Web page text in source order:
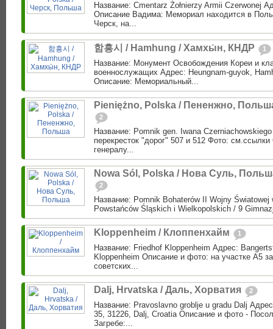
Название: Cmentarz Żołnierzy Armii Czerwonej
Описание Вадима: Мемориал находится в
Черск, на...
함흥시 / Hamhung / Хамхы́н, КНДР 1
Название: Монумент Освобождения Кореи и
военнослужащих Адрес: Heungnam-guyok,
Описание: Мемориальный...
Pieniężno, Polska / Пененжно,
2
Название: Pomnik gen. Iwana
перекресток "дорог" 507 и 512 Фото:
генералу...
Nowa Sól, Polska / Нова Суль,
2
Название: Pomnik Bohaterów II Wojny
Powstańców Śląskich i Wielkopolskich / 9
Kloppenheim / Клоппенхайм 1
Название: Friedhof Kloppenheim Адрес:
Kloppenheim Описание и фото: на участке А5
советских...
Dalj, Hrvatska / Даль, Хорватия 2
Название: Pravoslavno groblje u gradu Dalj
35, 31226, Dalj, Croatia Описание и фото -
Загребе:...